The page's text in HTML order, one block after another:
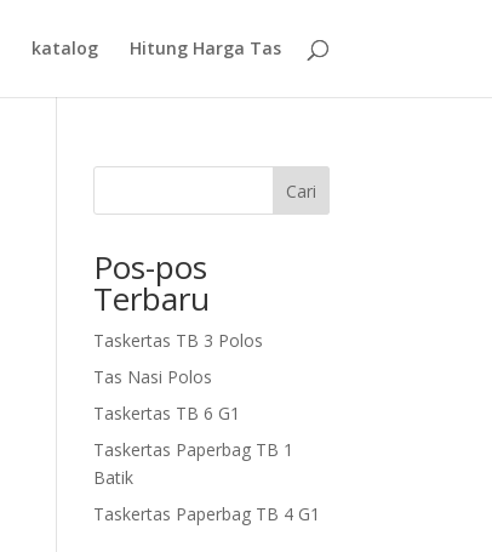
katalog Hitung Harga Tas
Cari
Pos-pos
Terbaru
Taskertas TB 3 Polos
Tas Nasi Polos
Taskertas TB 6 G1
Taskertas Paperbag TB 1
Batik
Taskertas Paperbag TB 4 G1